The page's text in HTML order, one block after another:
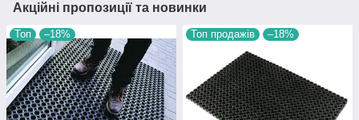
Акційні пропозиції та новинки
Топ –18% Топ продажів –18%